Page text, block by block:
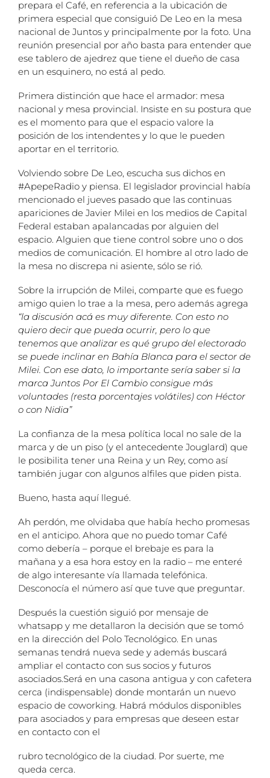
prepara el Café, en referencia a la ubicación de
primera especial que consiguió De Leo en la mesa
nacional de Juntos y principalmente por la foto. Una
reunión presencial por año basta para entender que
ese tablero de ajedrez que tiene el dueño de casa
en un esquinero, no está al pedo.
Primera distinción que hace el armador: mesa
nacional y mesa provincial. Insiste en su postura que
es el momento para que el espacio valore la
posición de los intendentes y lo que le pueden
aportar en el territorio.
Volviendo sobre De Leo, escucha sus dichos en
#ApepeRadio y piensa. El legislador provincial había
mencionado el jueves pasado que las continuas
apariciones de Javier Milei en los medios de Capital
Federal estaban apalancadas por alguien del
espacio. Alguien que tiene control sobre uno o dos
medios de comunicación. El hombre al otro lado de
la mesa no discrepa ni asiente, sólo se rió.
Sobre la irrupción de Milei, comparte que es fuego
amigo quien lo trae a la mesa, pero además agrega
“la discusión acá es muy diferente. Con esto no
quiero decir que pueda ocurrir, pero lo que
tenemos que analizar es qué grupo del electorado
se puede inclinar en Bahía Blanca para el sector de
Milei. Con ese dato, lo importante sería saber si la
marca Juntos Por El Cambio consigue más
voluntades (resta porcentajes volátiles) con Héctor
o con Nidia”
La confianza de la mesa política local no sale de la
marca y de un piso (y el antecedente Jouglard) que
le posibilita tener una Reina y un Rey, como así
también jugar con algunos alfiles que piden pista.
Bueno, hasta aquí llegué.
Ah perdón, me olvidaba que había hecho promesas
en el anticipo. Ahora que no puedo tomar Café
como debería – porque el brebaje es para la
mañana y a esa hora estoy en la radio – me enteré
de algo interesante vía llamada telefónica.
Desconocía el número así que tuve que preguntar.
Después la cuestión siguió por mensaje de
whatsapp y me detallaron la decisión que se tomó
en la dirección del Polo Tecnológico. En unas
semanas tendrá nueva sede y además buscará
ampliar el contacto con sus socios y futuros
asociados.Será en una casona antigua y con cafetera
cerca (indispensable) donde montarán un nuevo
espacio de coworking. Habrá módulos disponibles
para asociados y para empresas que deseen estar
en contacto con el
rubro tecnológico de la ciudad. Por suerte, me
queda cerca.